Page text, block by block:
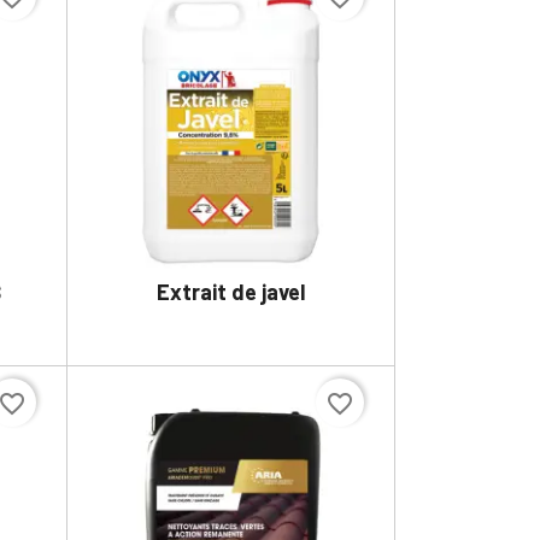
Extrait de javel
DÉTAILS
favorite_border favorite_border